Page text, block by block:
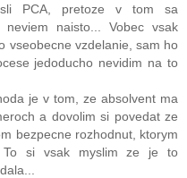
PCA, pretoze v tom sa
naisto... Vobec vsak
vseobecne vzdelanie, sam ho
jedoducho nevidim na to
je v tom, ze absolvent ma
a dovolim si povedat ze
bezpecne rozhodnut, ktorym
si vsak myslim ze je to